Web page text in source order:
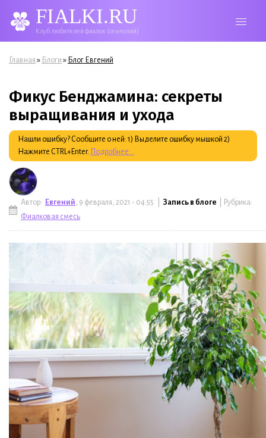
FIALKI.RU
Клуб любителей фиалок (сенполий)
Вы здесь
Главная » Блоги » Блог Евгений
Фикус Бенджамина: секреты
выращивания и ухода
Нашли ошибку? Сообщите о ней: 1) Выделите ошибку мышкой 2)
Нажмите CTRL+Enter. Подробнее...
Автор: Евгений, 9 февраля, 2021 - 04:55 | Запись в блоге | Рубрика:
Фиалковая смесь